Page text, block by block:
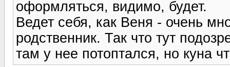
оформляться, видимо, будет.
Ведет себя, как Веня - очень
родственник. Так что тут
там у нее потоптался, но куна